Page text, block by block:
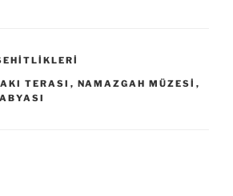
TERASI , NAMAZGAH MÜZESI ,